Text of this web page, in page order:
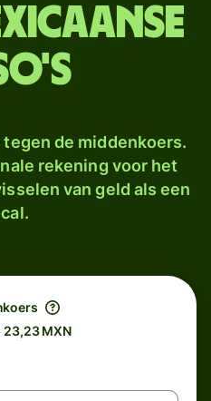
tegen de middenkoers.
rekening voor het
van geld als een
23,23 MXN